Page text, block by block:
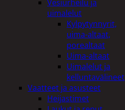
Vesiurheilu ja
uimalelut
Kylpytynnyrit,
uima-altaat,
porealtaat
Uima-altaat
Uimalelut ja
kelluntavälineet
Vaatteet ja asusteet
Heijastimet